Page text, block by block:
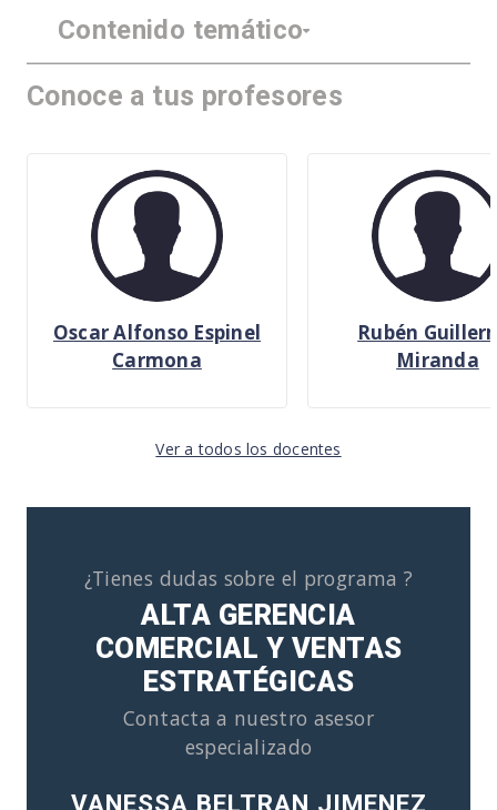
Contenido temático
Conoce a tus profesores
Oscar Alfonso Espinel
Carmona
Rubén
Miranda
Ver a todos los docentes
¿Tienes dudas sobre el programa ?
ALTA GERENCIA
COMERCIAL Y VENTAS
ESTRATÉGICAS
Contacta a nuestro asesor
especializado
VANESSA BELTRAN JIMENEZ